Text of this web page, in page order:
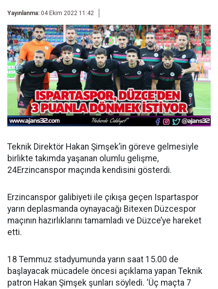
Yayınlanma: 04 Ekim 2022 11:42
Teknik Direktör Hakan Şimşek’in göreve gelmesiyle
birlikte takımda yaşanan olumlu gelişme,
24Erzincanspor maçında kendisini gösterdi.
Erzincanspor galibiyeti ile çıkışa geçen Ispartaspor
yarın deplasmanda oynayacağı Bitexen Düzcespor
maçının hazırlıklarını tamamladı ve Düzce’ye hareket
etti.
18 Temmuz stadyumunda yarın saat 15.00 de
başlayacak mücadele öncesi açıklama yapan Teknik
patron Hakan Şimşek şunları söyledi. ‘Üç maçta 7